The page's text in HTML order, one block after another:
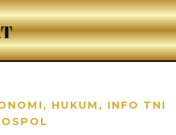
, HUKUM , INFO TNI